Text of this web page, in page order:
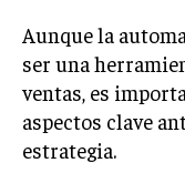
FRANQUICIAS
MARKETING
E-COMMERCE
E-
Aunque la
ser una
ventas, es
aspectos clave
estrategia.